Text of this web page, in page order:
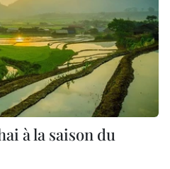
à la saison du